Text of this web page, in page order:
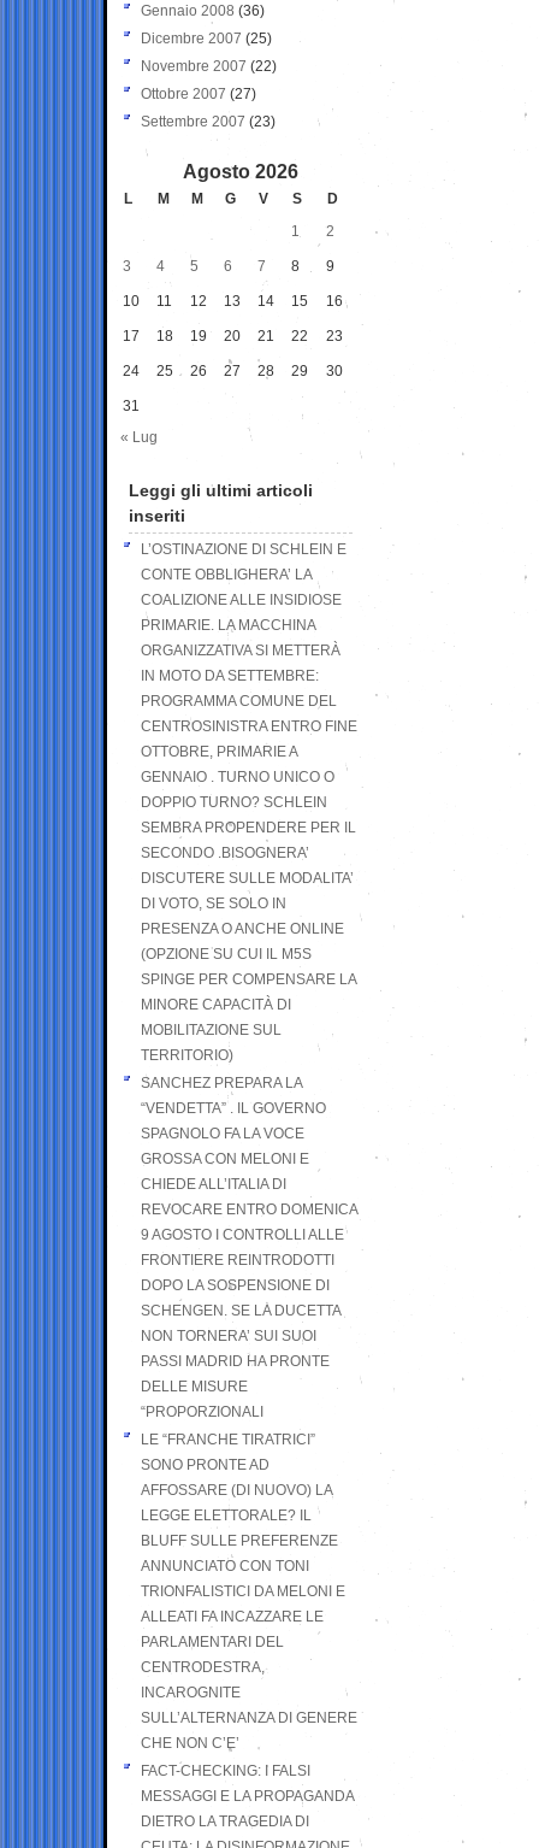
Gennaio 2008 (36)
Dicembre 2007 (25)
Novembre 2007 (22)
Ottobre 2007 (27)
Settembre 2007 (23)
Agosto 2026
L M M G V S
D
1
2
3 4 5 6 7 8 9
10 11 12 13 14 15 16
17 18 19 20 21 22 23
24 25 26 27 28 29 30
31
« Lug
Leggi gli ultimi articoli
inseriti
L’OSTINAZIONE DI SCHLEIN E
CONTE OBBLIGHERA’ LA
COALIZIONE ALLE INSIDIOSE
PRIMARIE. LA MACCHINA
ORGANIZZATIVA SI METTERÀ
IN MOTO DA SETTEMBRE:
PROGRAMMA COMUNE DEL
CENTROSINISTRA ENTRO FINE
OTTOBRE, PRIMARIE A
GENNAIO . TURNO UNICO O
DOPPIO TURNO? SCHLEIN
SEMBRA PROPENDERE PER IL
SECONDO .BISOGNERA’
DISCUTERE SULLE MODALITA’
DI VOTO, SE SOLO IN
PRESENZA O ANCHE ONLINE
(OPZIONE SU CUI IL M5S
SPINGE PER COMPENSARE LA
MINORE CAPACITÀ DI
MOBILITAZIONE SUL
TERRITORIO)
SANCHEZ PREPARA LA
“VENDETTA” . IL GOVERNO
SPAGNOLO FA LA VOCE
GROSSA CON MELONI E
CHIEDE ALL’ITALIA DI
REVOCARE ENTRO DOMENICA
9 AGOSTO I CONTROLLI ALLE
FRONTIERE REINTRODOTTI
DOPO LA SOSPENSIONE DI
SCHENGEN. SE LA DUCETTA
NON TORNERA’ SUI SUOI
PASSI MADRID HA PRONTE
DELLE MISURE
“PROPORZIONALI
LE “FRANCHE TIRATRICI”
SONO PRONTE AD
AFFOSSARE (DI NUOVO) LA
LEGGE ELETTORALE? IL
BLUFF SULLE PREFERENZE
ANNUNCIATO CON TONI
TRIONFALISTICI DA MELONI E
ALLEATI FA INCAZZARE LE
PARLAMENTARI DEL
CENTRODESTRA,
INCAROGNITE
SULL’ALTERNANZA DI GENERE
CHE NON C’E’
FACT-CHECKING: I FALSI
MESSAGGI E LA PROPAGANDA
DIETRO LA TRAGEDIA DI